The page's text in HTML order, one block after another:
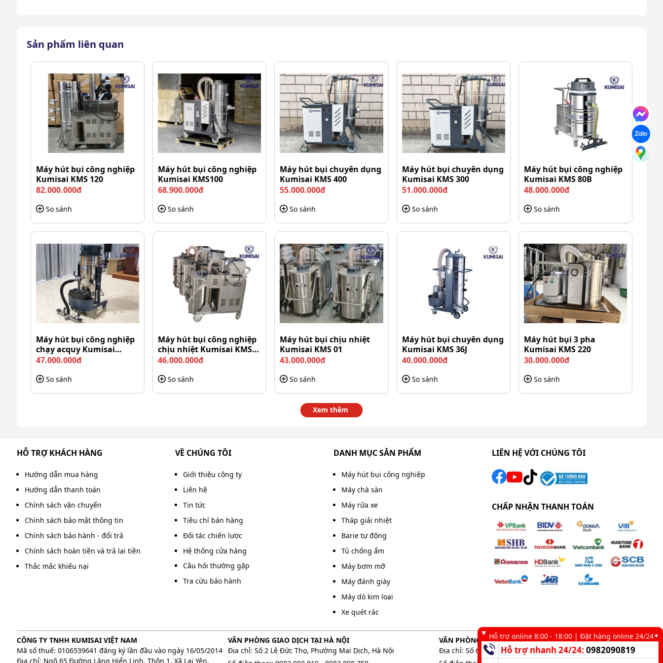
Tay cầm của
có thể thay đổi góc linh hoạt, hỗ trợ tốt cho việc di chuyển và điều chỉnh.
Các mối nối giữa các bộ phận được xử lý tỉ mỉ, tạo nên một khối đồng nhất, mang lại sự chắc chắn và an
toàn trong quá trình sử dụng. Máy còn được trang bị hệ thống bánh xe cơ động cao, chịu lực tốt và nằm
dưới đế máy, giúp di chuyển dễ dàng hơn trên nhiều bề mặt.
2. Sức chứa lớn và khả năng làm việc liên tục
Sản phẩm liên quan
Máy hút bụi công nghiệp
Kumisai KMS 120
82.000.000đ
So sánh
Máy hút bụi công nghiệp
Kumisai KMS100
68.900.000đ
So sánh
Máy hút bụi chuyên dụng
Kumisai KMS 400
55.000.000đ
So sánh
Máy hút bụi chuyên dụng
Kumisai KMS 300
51.000.000đ
So sánh
Máy hút bụi công nghiệp
Kumisai KMS 80B
48.000.000đ
So sánh
Máy hút bụi công nghiệp
chạy acquy Kumisai
KMS67
47.000.000đ
So sánh
Máy hút bụi công nghiệp
chịu nhiệt Kumisai KMS
01-3F
46.000.000đ
So sánh
Máy hút bụi chịu nhiệt
Kumisai KMS 01
43.000.000đ
So sánh
Máy hút bụi chuyên dụng
Kumisai KMS 36J
40.000.000đ
So sánh
Máy hút bụi 3 pha
Kumisai KMS 220
30.000.000đ
So sánh
Xem thêm
HỖ TRỢ KHÁCH HÀNG
Hướng dẫn mua hàng
Hướng dẫn thanh toán
Chính sách vận chuyển
Chính sách bảo mật thông tin
Chính sách bảo hành - đổi trả
Chính sách hoàn tiền và trả lại tiền
Thắc mắc khiếu nại
VỀ CHÚNG TÔI
Giới thiệu công ty
Liên hệ
Tin tức
Tiêu chí bán hàng
Đối tác chiến lược
Hệ thống cửa hàng
Câu hỏi thường gặp
Tra cứu bảo hành
DANH MỤC SẢN PHẨM
Máy hút bụi công nghiệp
Máy chà sàn
Máy rửa xe
Tháp giải nhiệt
Barie tự động
Tủ chống ẩm
Máy bơm mỡ
Máy đánh giày
Máy dò kim loại
Xe quét rác
LIÊN HỆ VỚI CHÚNG TÔI
CHẤP NHẬN THANH TOÁN
CÔNG TY TNHH KUMISAI VIỆT NAM
Mã số thuế: 0106539641 đăng ký lần đầu vào ngày 16/05/2014
Địa chỉ: Ngõ 65 Đường Lăng Hiển Linh, Thôn 1, Xã Lại Yên,
VĂN PHÒNG GIAO DỊCH TẠI HÀ NỘI
Địa chỉ: Số 2 Lê Đức Thọ, Phường Mai Dịch, Hà Nội
VĂN PHÒNG GIAO DỊCH TẠI TP. HCM
Địa chỉ: Số 6 kênh 19/5, Phường Tân Sơn Nhì, TP. HCM
Hỗ trợ online 8:00 - 18:00 | Đặt hàng online 24/24
Hỗ trợ nhanh 24/24:0982090819